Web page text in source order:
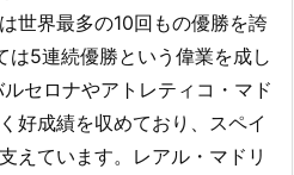
世界最多の10回もの優勝を誇
は5連続優勝という偉業を成し
セロナやアトレティコ・マド
好成績を収めており、スペイ
えています。レアル・マドリ